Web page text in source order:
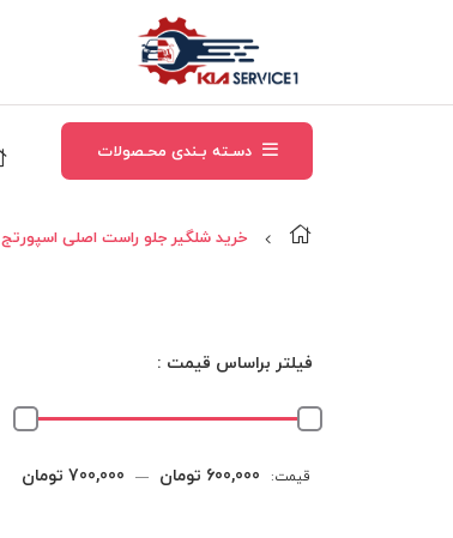
دسـته بـندی محـصولات
خرید شلگیر جلو راست اصلی اسپورتج
فیلتر براساس قیمت :
حداقل
حداکثر
قیمت: 600,000 تومان — 700,000 تومان